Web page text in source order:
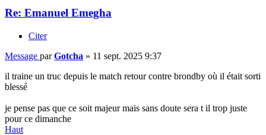
Re: Emanuel Emegha
Citer
Message parGotcha » 11 sept. 2025 9:37
il traine un truc depuis le match retour contre brondby où il était sorti
blessé
je pense pas que ce soit majeur mais sans doute sera t il trop juste
pour ce dimanche
Haut